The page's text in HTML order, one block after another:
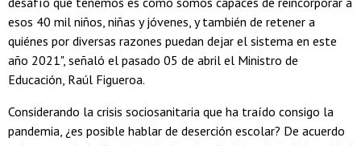
esos 40 mil niños, niñas y jóvenes, y también de retener a
quiénes por diversas razones puedan dejar el sistema en este
año 2021", señaló el pasado 05 de abril el Ministro de
Educación, Raúl Figueroa.
Considerando la crisis sociosanitaria que ha traído consigo la
pandemia, ¿es posible hablar de deserción escolar? De acuerdo